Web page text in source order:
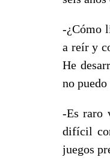
-¿Cómo
a reír y
He
no
-Es raro
difícil
juegos